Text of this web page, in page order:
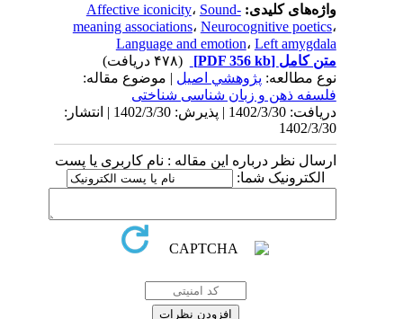
واژه‌های کلیدی: Affective iconicity،Sound-
meaning associations،Neurocognitive poetics
Language and emotion،Left amygdala
متن کامل[PDF 356 kb]
نوع مطالعه:پژوهشي اصیل| موضوع مقاله:
فلسفه ذهن و زبان شناسی شناختی
دریافت: 1402/3/30 | پذیرش: 1402/3/30 | انتشار:
1402/3/30
ارسال نظر درباره این مقاله : نام کاربری یا پست
الکترونیک شما: